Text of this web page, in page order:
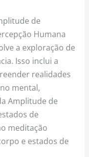
de
Humana
a exploração de
Isso inclui a
realidades
mental,
Amplitude de
de
meditação
e estados de